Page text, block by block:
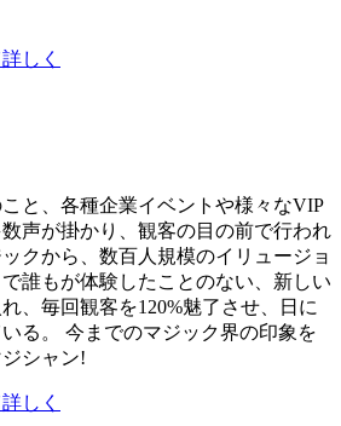
しく
と、各種企業イベントや様々なVIP
声が掛かり、観客の目の前で行われ
クから、数百人規模のイリュージョ
誰もが体験したことのない、新しい
、毎回観客を120%魅了させ、日に
界の印象を
シャン!
しく